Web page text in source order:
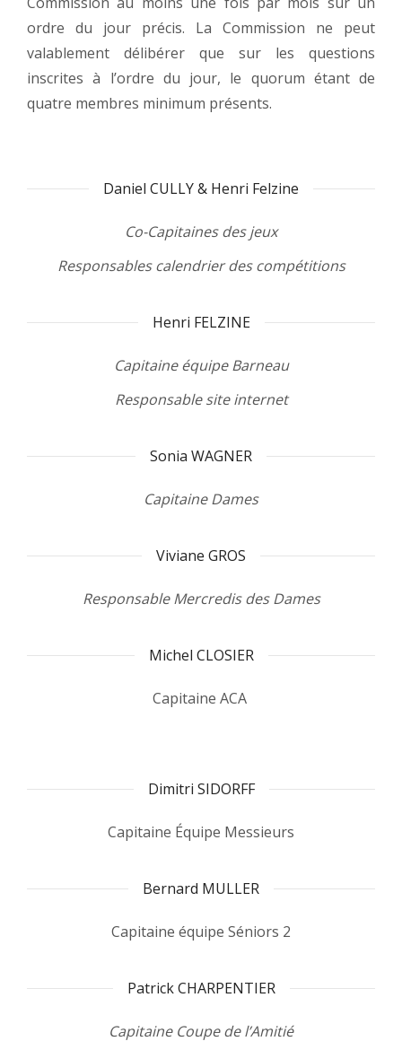
ordre du jour précis. La Commission ne peut
valablement délibérer que sur les questions
inscrites à l’ordre du jour, le quorum étant de
quatre membres minimum présents.
Daniel CULLY & Henri Felzine
Co-Capitaines des jeux
Responsables calendrier des compétitions
Henri FELZINE
Capitaine équipe Barneau
Responsable site internet
Sonia WAGNER
Capitaine Dames
Viviane GROS
Responsable Mercredis des Dames
Michel CLOSIER
Capitaine ACA
Dimitri SIDORFF
Capitaine Équipe Messieurs
Bernard MULLER
Capitaine équipe Séniors 2
Patrick CHARPENTIER
Capitaine Coupe de l’Amitié